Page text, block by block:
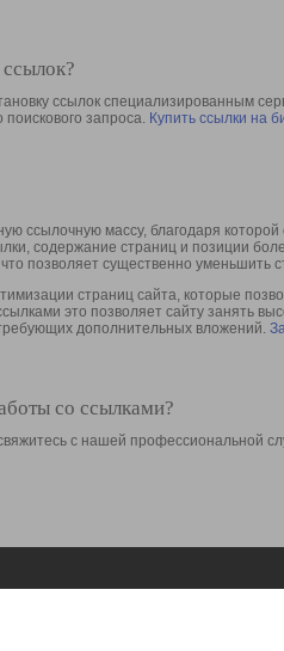
ссылок специализированным
запроса. Купить ссылки на
ссылочную массу, благодаря
содержание страниц и позиции
позволяет существенно уменьшить
страниц сайта, которые
это позволяет сайту занять
дополнительных вложений.
со ссылками?
с нашей